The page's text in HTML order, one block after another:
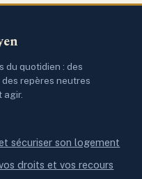
du quotidien : des
repères neutres
agir.
sécuriser son logement
droits et vos recours